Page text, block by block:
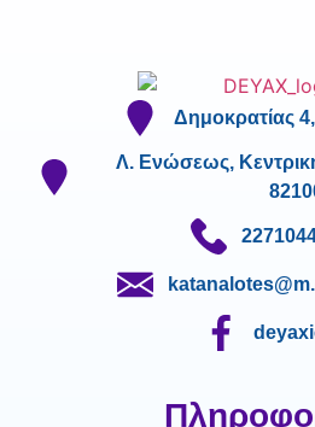
Δημοκρατίας
Λ. Ενώσεως,